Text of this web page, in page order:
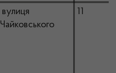
вулиця
Чайковського
11